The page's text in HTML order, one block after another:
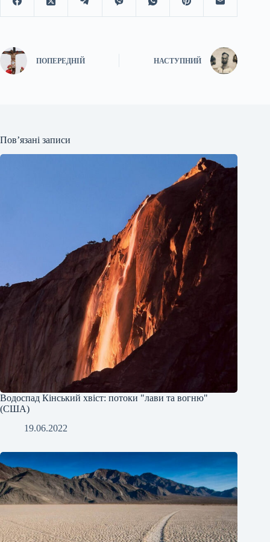
ПОПЕРЕДНІЙ НАСТУПНИЙ
Пов’язані записи
Водоспад Кінський хвіст: потоки "лави та вогню"
(США)
19.06.2022